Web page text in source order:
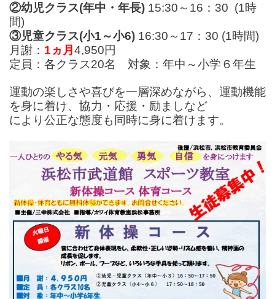
②幼児クラス(年中・年長) 15:30～16：30 (1時
間)
③児童クラス(小1～小6) 16:30～17：30 (1時間)
月謝： 1ヵ月 4,950円
定員：各クラス20名 対象：年中～小学６年生
運動の楽しさや喜びを一層深めながら、運動機能
を身に着け、協力・応援・励ましなど
により公正な態度も同時に身に着けます。